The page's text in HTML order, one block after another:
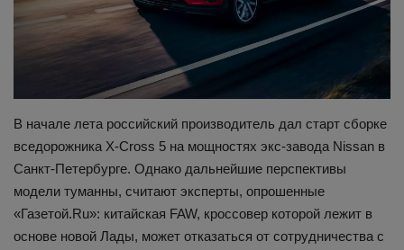
В начале лета российский производитель дал старт сборке
вседорожника X-Cross 5 на мощностях экс-завода Nissan в
Санкт-Петербурге. Однако дальнейшие перспективы
модели туманны, считают эксперты, опрошенные
«Газетой.Ru»: китайская FAW, кроссовер которой лежит в
основе новой Лады, может отказаться от сотрудничества с